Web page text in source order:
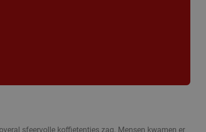
sfeervolle koffietentjes zag. Mensen kwamen er